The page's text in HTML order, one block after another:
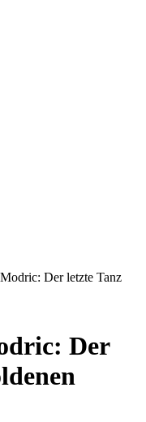
Der letzte Tanz
Der